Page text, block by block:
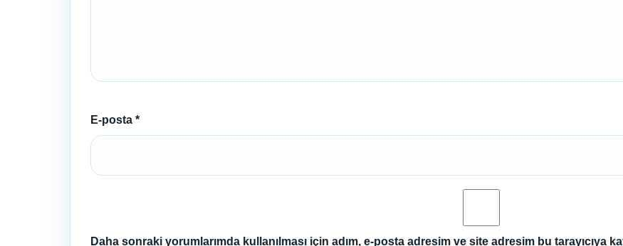
E-posta *
Daha sonraki yorumlarımda kullanılması için adım, e-posta adresim ve site adresim bu tarayıcıya